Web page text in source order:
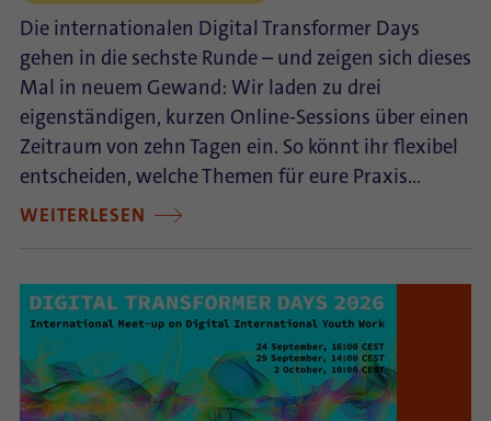
Die internationalen Digital Transformer Days
gehen in die sechste Runde – und zeigen sich dieses
Mal in neuem Gewand: Wir laden zu drei
eigenständigen, kurzen Online-Sessions über einen
Zeitraum von zehn Tagen ein. So könnt ihr flexibel
entscheiden, welche Themen für eure Praxis…
WEITERLESEN